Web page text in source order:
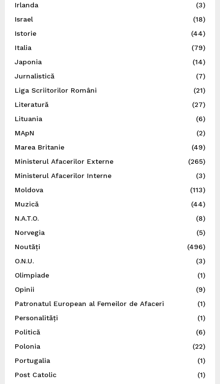
Irlanda
(3)
Israel
(18)
Istorie
(44)
Italia
(79)
Japonia
(14)
Jurnalistică
(7)
Liga Scriitorilor Români
(21)
Literatură
(27)
Lituania
(6)
MApN
(2)
Marea Britanie
(49)
Ministerul Afacerilor Externe
(265)
Ministerul Afacerilor Interne
(3)
Moldova
(113)
Muzică
(44)
N.A.T.O.
(8)
Norvegia
(5)
Noutăți
(496)
O.N.U.
(3)
Olimpiade
(1)
Opinii
(9)
Patronatul European al Femeilor de Afaceri
(1)
Personalități
(1)
Politică
(6)
Polonia
(22)
Portugalia
(1)
Post Catolic
(1)